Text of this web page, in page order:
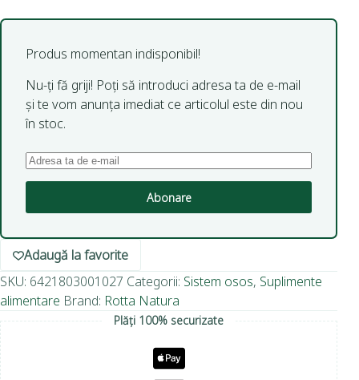
Produs momentan indisponibil!
Nu-ți fă griji! Poți să introduci adresa ta de e-mail
și te vom anunța imediat ce articolul este din nou
în stoc.
Abonare
Adaugă la favorite
SKU: 6421803001027 Categorii: Sistem osos, Suplimente
alimentare Brand: Rotta Natura
Plăți 100% securizate